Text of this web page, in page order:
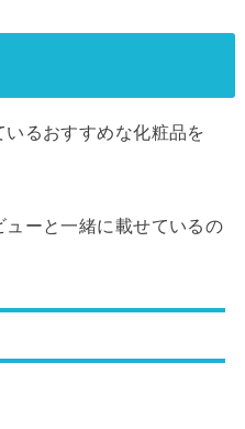
るおすすめな化粧品を
ーと一緒に載せているの